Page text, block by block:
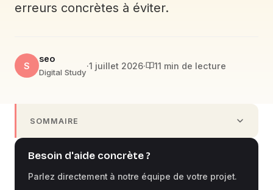
erreurs concrètes à éviter.
S
seo
Digital Study
·1 juillet 2026· 11 min de lecture
SOMMAIRE
Besoin d'aide concrète ?
Parlez directement à notre équipe de votre projet.